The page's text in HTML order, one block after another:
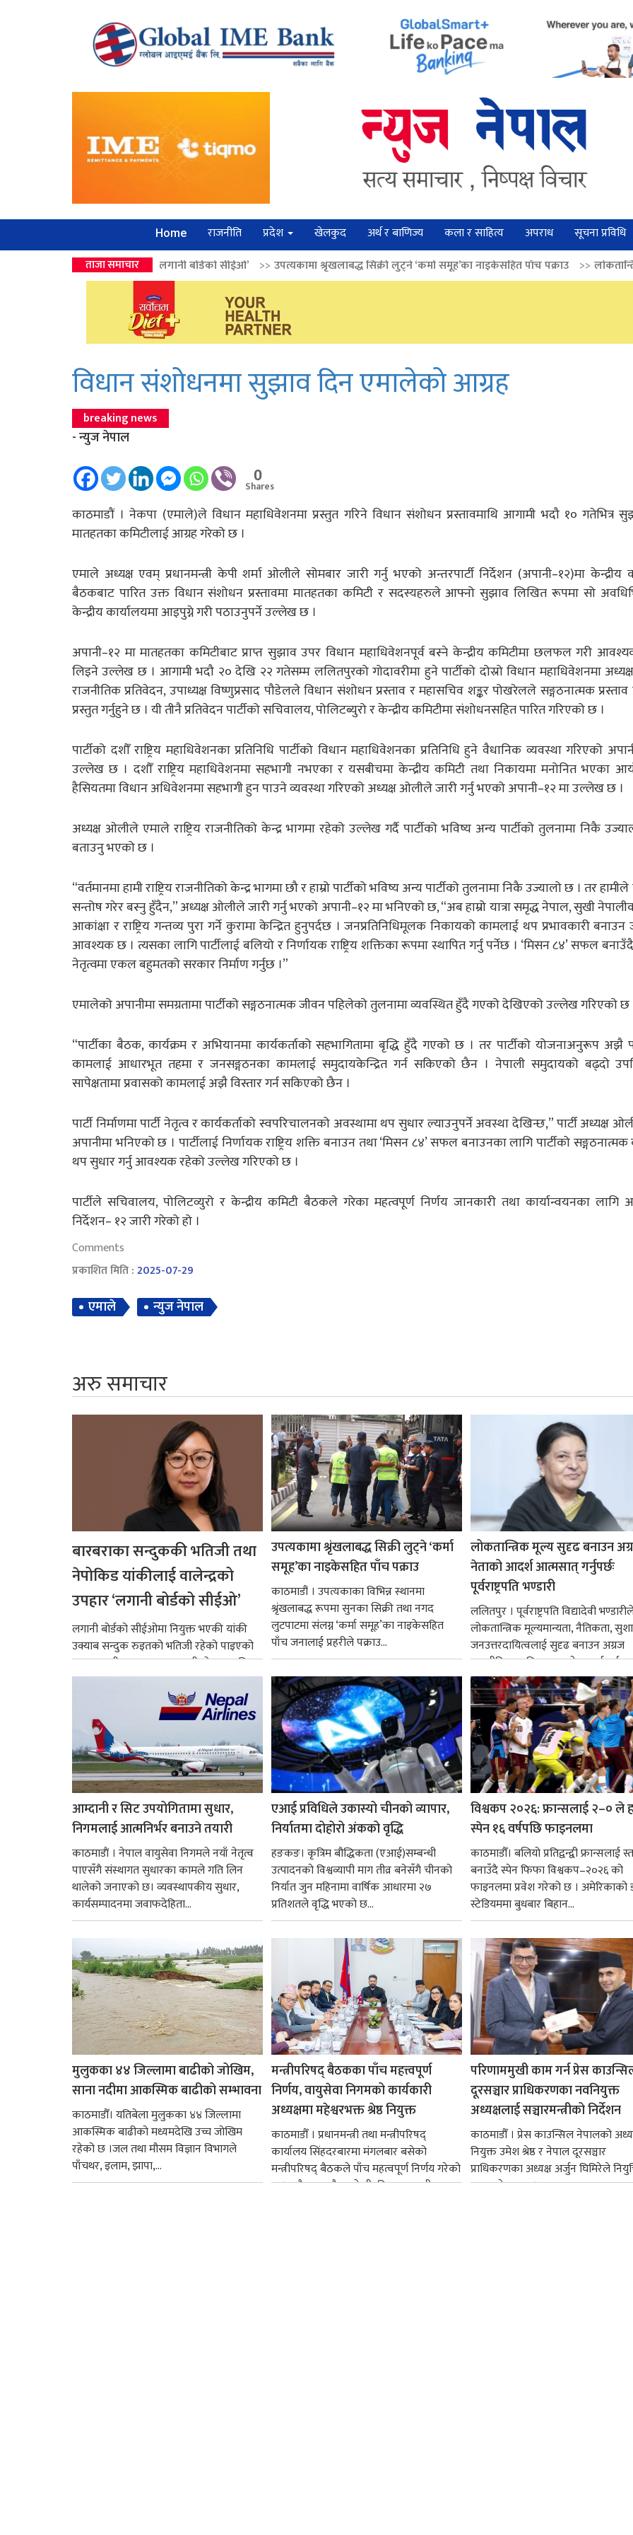
Home राजनीति प्रदेश खेलकुद अर्थ र बाणिज्य कला र साहित्य अपराध सूचना प्रविधि
ताजा समाचार
उपहार ‘लगानी बोर्डको सीईओ’ >> उपत्यकामा श्रृंखलाबद्ध सिक्री लुट्ने ‘कर्मा समूह’का नाइकेसहित पाँच पक्राउ >>लोकतान्त्रिक मूल्य सुदृढ बनाउन
विधान संशोधनमा सुझाव दिन एमालेको आग्रह
breaking news
- न्युज नेपाल
0
Shares
काठमाडौं । नेकपा (एमाले)ले विधान महाधिवेशनमा प्रस्तुत गरिने विधान संशोधन प्रस्तावमाथि आगामी भदौ १० गतेभित्र
मातहतका कमिटीलाई आग्रह गरेको छ ।
एमाले अध्यक्ष एवम् प्रधानमन्त्री केपी शर्मा ओलीले सोमबार जारी गर्नु भएको अन्तरपार्टी निर्देशन (अपानी–१२)मा केन्द्रीय
बैठकबाट पारित उक्त विधान संशोधन प्रस्तावमा मातहतका कमिटी र सदस्यहरुले आफ्नो सुझाव लिखित रूपमा सो
केन्द्रीय कार्यालयमा आइपुग्ने गरी पठाउनुपर्ने उल्लेख छ ।
अपानी–१२ मा मातहतका कमिटीबाट प्राप्त सुझाव उपर विधान महाधिवेशनपूर्व बस्ने केन्द्रीय कमिटीमा छलफल गरी
लिइने उल्लेख छ । आगामी भदौ २० देखि २२ गतेसम्म ललितपुरको गोदावरीमा हुने पार्टीको दोस्रो विधान महाधिवेशनमा
राजनीतिक प्रतिवेदन, उपाध्यक्ष विष्णुप्रसाद पौडेलले विधान संशोधन प्रस्ताव र महासचिव शङ्कर पोखरेलले सङ्गठनात्मक प्रस्ताव
प्रस्तुत गर्नुहुने छ । यी तीनै प्रतिवेदन पार्टीको सचिवालय, पोलिटब्युरो र केन्द्रीय कमिटीमा संशोधनसहित पारित गरिएको छ ।
पार्टीको दशौँ राष्ट्रिय महाधिवेशनका प्रतिनिधि पार्टीको विधान महाधिवेशनका प्रतिनिधि हुने वैधानिक व्यवस्था गरिएको
उल्लेख छ । दशौँ राष्ट्रिय महाधिवेशनमा सहभागी नभएका र यसबीचमा केन्द्रीय कमिटी तथा निकायमा मनोनित भएका
हैसियतमा विधान अधिवेशनमा सहभागी हुन पाउने व्यवस्था गरिएको अध्यक्ष ओलीले जारी गर्नु भएको अपानी–१२ मा उल्लेख छ ।
अध्यक्ष ओलीले एमाले राष्ट्रिय राजनीतिको केन्द्र भागमा रहेको उल्लेख गर्दै पार्टीको भविष्य अन्य पार्टीको तुलनामा निकै
बताउनु भएको छ ।
“वर्तमानमा हामी राष्ट्रिय राजनीतिको केन्द्र भागमा छौ र हाम्रो पार्टीको भविष्य अन्य पार्टीको तुलनामा निकै उज्यालो छ । तर
सन्तोष गरेर बस्नु हुँदैन,” अध्यक्ष ओलीले जारी गर्नु भएको अपानी–१२ मा भनिएको छ, “अब हाम्रो यात्रा समृद्ध नेपाल, सुखी नेपालीको
आकांक्षा र राष्ट्रिय गन्तव्य पुरा गर्ने कुरामा केन्द्रित हुनुपर्दछ । जनप्रतिनिधिमूलक निकायको कामलाई थप प्रभावकारी
आवश्यक छ । त्यसका लागि पार्टीलाई बलियो र निर्णायक राष्ट्रिय शक्तिका रूपमा स्थापित गर्नु पर्नेछ । ‘मिसन ८४’ सफल बनाउँदै
नेतृत्वमा एकल बहुमतको सरकार निर्माण गर्नुछ ।”
एमालेको अपानीमा समग्रतामा पार्टीको सङ्गठनात्मक जीवन पहिलेको तुलनामा व्यवस्थित हुँदै गएको देखिएको उल्लेख गरिएको छ
“पार्टीका बैठक, कार्यक्रम र अभियानमा कार्यकर्ताको सहभागितामा बृद्धि हुँदै गएको छ । तर पार्टीको योजनाअनुरूप अझै
कामलाई आधारभूत तहमा र जनसङ्गठनका कामलाई समुदायकेन्द्रित गर्न सकिएको छैन । नेपाली समुदायको बढ्दो
सापेक्षतामा प्रवासको कामलाई अझै विस्तार गर्न सकिएको छैन ।
पार्टी निर्माणमा पार्टी नेतृत्व र कार्यकर्ताको स्वपरिचालनको अवस्थामा थप सुधार ल्याउनुपर्ने अवस्था देखिन्छ,” पार्टी अध्यक्ष
अपानीमा भनिएको छ । पार्टीलाई निर्णायक राष्ट्रिय शक्ति बनाउन तथा ‘मिसन ८४’ सफल बनाउनका लागि पार्टीको
थप सुधार गर्नु आवश्यक रहेको उल्लेख गरिएको छ ।
पार्टीले सचिवालय, पोलिटव्युरो र केन्द्रीय कमिटी बैठकले गरेका महत्वपूर्ण निर्णय जानकारी तथा कार्यान्वयनका लागि
निर्देशन– १२ जारी गरेको हो ।
Comments
प्रकाशित मिति :2025-07-29
एमाले न्युज नेपाल
अरु समाचार
बारबराका सन्दुककी भतिजी तथा
नेपोकिड यांकीलाई वालेन्द्रको
उपहार ‘लगानी बोर्डको सीईओ’
लगानी बोर्डको सीईओमा नियुक्त भएकी यांकी
उक्याब सन्दुक रुइतको भतिजी रहेको पाइएको
छ। तत्कालीन समयमा महाकालीको अञ्चलाधिश
नै बनेका जोन...
उपत्यकामा श्रृंखलाबद्ध सिक्री लुट्ने ‘कर्मा
समूह’का नाइकेसहित पाँच पक्राउ
काठमाडौं । उपत्यकाका विभिन्न स्थानमा
श्रृंखलाबद्ध रूपमा सुनका सिक्री तथा नगद
लुटपाटमा संलग्न ‘कर्मा समूह’का नाइकेसहित
पाँच जनालाई प्रहरीले पक्राउ...
लोकतान्त्रिक मूल्य सुदृढ बनाउन
नेताको आदर्श आत्मसात् गर्नुपर्छः
पूर्वराष्ट्रपति भण्डारी
ललितपुर । पूर्वराष्ट्रपति विद्यादेवी
लोकतान्त्रिक मूल्यमान्यता, नैतिकता,
जनउत्तरदायित्वलाई सुदृढ बनाउन अग्रज
राजनीतिक व्यक्तित्वहरूको आदर्शलाई
गर्न आवश्यक...
आम्दानी र सिट उपयोगितामा सुधार,
निगमलाई आत्मनिर्भर बनाउने तयारी
काठमाडाैं । नेपाल वायुसेवा निगमले नयाँ नेतृत्व
पाएसँगै संस्थागत सुधारका कामले गति लिन
थालेको जनाएको छ। व्यवस्थापकीय सुधार,
कार्यसम्पादनमा जवाफदेहिता...
एआई प्रविधिले उकास्यो चीनको व्यापार,
निर्यातमा दोहोरो अंकको वृद्धि
हङकङ। कृत्रिम बौद्धिकता (एआई)सम्बन्धी
उत्पादनको विश्वव्यापी माग तीव्र बनेसँगै चीनको
निर्यात जुन महिनामा वार्षिक आधारमा २७
प्रतिशतले वृद्धि भएको छ...
विश्वकप २०२६: फ्रान्सलाई २–० ले
स्पेन १६ वर्षपछि फाइनलमा
काठमाडौँ। बलियो प्रतिद्वन्द्वी फ्रान्सलाई
बनाउँदै स्पेन फिफा विश्वकप–२०२६ को
फाइनलमा प्रवेश गरेको छ । अमेरिकाको
स्टेडियममा बुधबार बिहान...
मुलुकका ४४ जिल्लामा बाढीको जोखिम,
साना नदीमा आकस्मिक बाढीको सम्भावना
काठमाडौँ। यतिबेला मुलुकका ४४ जिल्लामा
आकस्मिक बाढीको मध्यमदेखि उच्च जोखिम
रहेको छ ।जल तथा मौसम विज्ञान विभागले
पाँचथर, इलाम, झापा,...
मन्त्रीपरिषद् बैठकका पाँच महत्त्वपूर्ण
निर्णय, वायुसेवा निगमको कार्यकारी
अध्यक्षमा महेश्वरभक्त श्रेष्ठ नियुक्त
काठमाडौँ । प्रधानमन्त्री तथा मन्त्रीपरिषद्
कार्यालय सिंहदरबारमा मंगलबार बसेको
मन्त्रीपरिषद् बैठकले पाँच महत्वपूर्ण निर्णय गरेको
छ । यसैक्रममा बैडकले बीउबिजनसम्बन्धी...
परिणाममुखी काम गर्न प्रेस
दूरसञ्चार प्राधिकरणका नवनियुक्त
अध्यक्षलाई सञ्चारमन्त्रीको निर्देशन
काठमाडौँ । प्रेस काउन्सिल नेपालको
नियुक्त उमेश श्रेष्ठ र नेपाल दूरसञ्चार
प्राधिकरणका अध्यक्ष अर्जुन घिमिरेले
ग्रहण गरेका छन्।...